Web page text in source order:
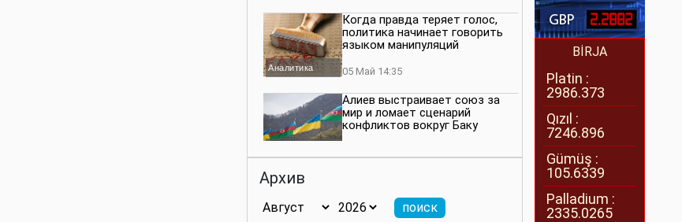
Аналитика
Когда правда теряет голос,
политика начинает говорить
языком манипуляций
05 Май 14:35
Алиев выстраивает союз за
мир и ломает сценарий
конфликтов вокруг Баку
значимость региона
Архив
2.2882
BİRJA
Platin :
2986.373
Qızıl :
7246.896
Gümüş :
105.6339
Palladium :
2335.0265